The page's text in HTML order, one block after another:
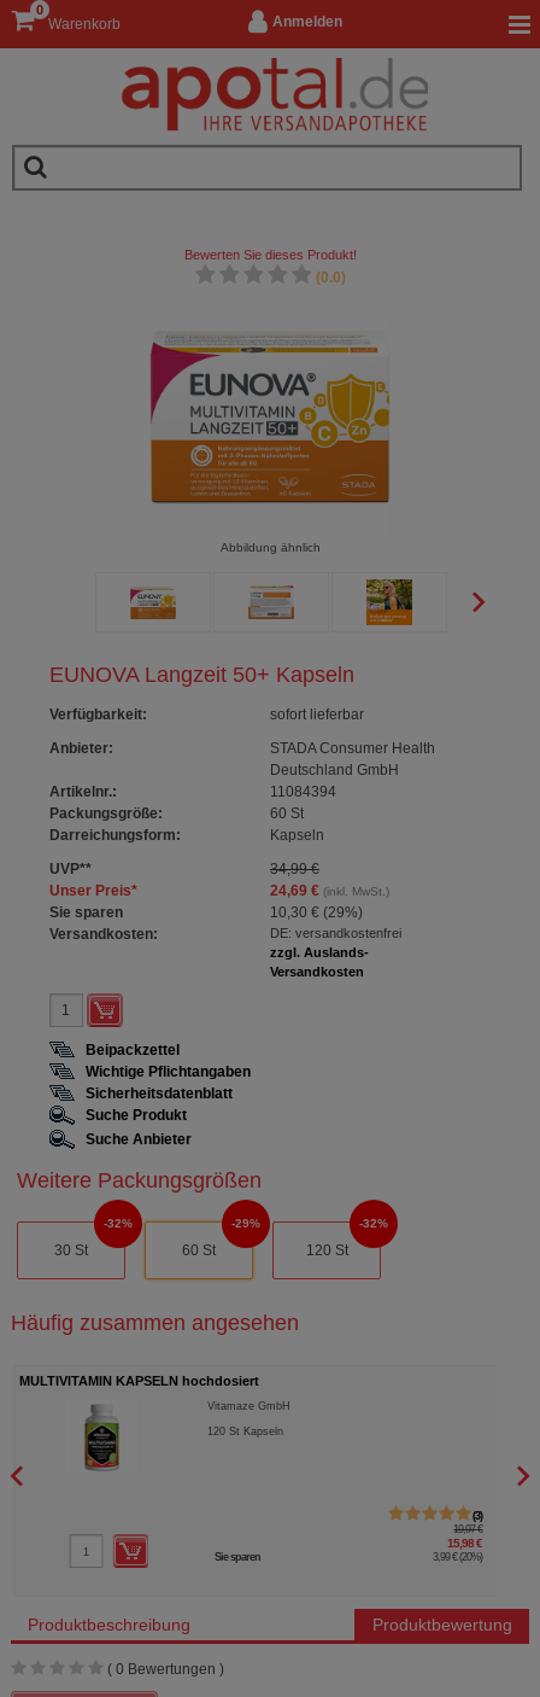
Anmelden
Warenkorb
0
EUNOVA Langzeit 50+ Kapseln
Verfügbarkeit:
sofort lieferbar
Anbieter:
STADA Consumer Health
Deutschland GmbH
Artikelnr.:
11084394
Packungsgröße:
60 St
Darreichungsform:
Kapseln
UVP**
34,99 €
Unser Preis* 24,69 €(inkl. MwSt.)
Sie sparen 10,30 € (29%)
Versandkosten:
DE: versandkostenfrei
zzgl. Auslands-
Versandkosten
Bewerten Sie dieses Produkt!
(0.0)
Abbildung ähnlich
Beipackzettel
Wichtige Pflichtangaben
Sicherheitsdatenblatt
Suche Produkt
Suche Anbieter
Weitere Packungsgrößen
30 St
32%
60 St
29%
120 St
32%
Häufig zusammen angesehen
MULTIVITAMIN KAPSELN hochdosiert
Vitamaze GmbH
120St Kapseln
3
19,97 €
15,98 €
Sie sparen 3,99 € (20%)
Produktbeschreibung Produktbewertung
( 0 Bewertungen )